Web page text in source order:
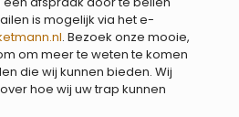
is mogelijk via het e-
. Bezoek onze mooie,
om meer te weten te komen
die wij kunnen bieden. Wij
hoe wij uw trap kunnen